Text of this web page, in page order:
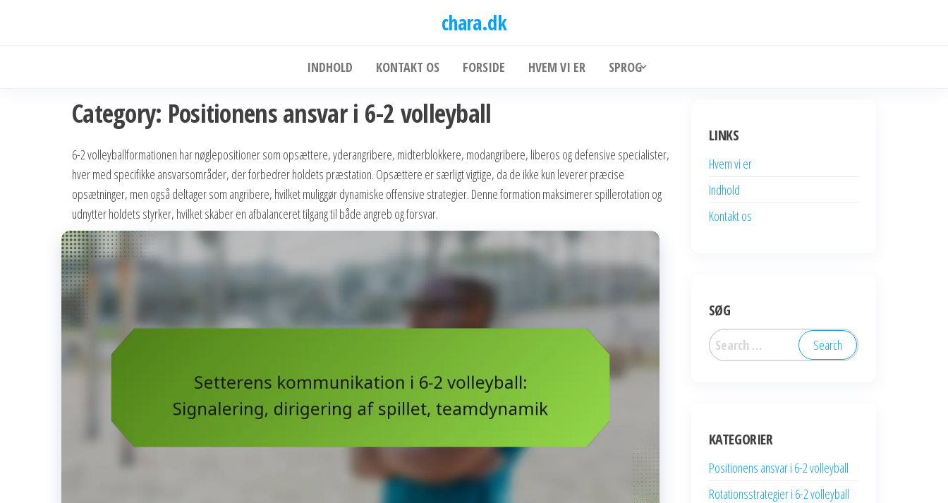
chara.dk
INDHOLD KONTAKT OS FORSIDE HVEM VI ER SPROG
Category: Positionens ansvar i 6-2 volleyball
6-2 volleyballformationen har nøglepositioner som opsættere, yderangribere, midterblokkere, modangribere, liberos og defensive specialister,
hver med specifikke ansvarsområder, der forbedrer holdets præstation. Opsættere er særligt vigtige, da de ikke kun leverer præcise
opsætninger, men også deltager som angribere, hvilket muliggør dynamiske offensive strategier. Denne formation maksimerer spillerotation og
udnytter holdets styrker, hvilket skaber en afbalanceret tilgang til både angreb og forsvar.
LINKS
Hvem vi er
Indhold
Kontakt os
SØG
Search
for:
KATEGORIER
Positionens ansvar i 6-2 volleyball
Rotationsstrategier i 6-2 volleyball